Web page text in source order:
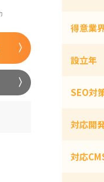
得意業
設立年
SEO対
対応開
対応